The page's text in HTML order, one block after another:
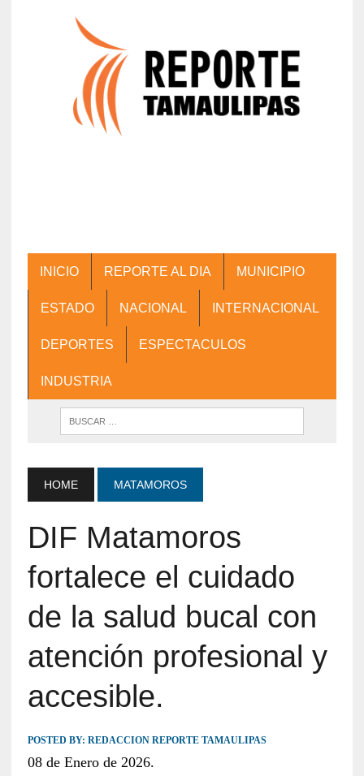
INICIO REPORTE AL DIA MUNICIPIO
ESTADO NACIONAL INTERNACIONAL
DEPORTES ESPECTACULOS
INDUSTRIA
HOME MATAMOROS
DIF Matamoros
fortalece el cuidado
de la salud bucal con
atención profesional y
accesible.
POSTED BY: REDACCION REPORTE TAMAULIPAS
08 de Enero de 2026.